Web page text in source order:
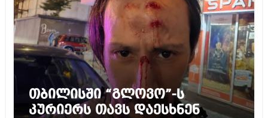
თბილისში “გლოვო”-ს
კურიერს თავს დაესხნენ